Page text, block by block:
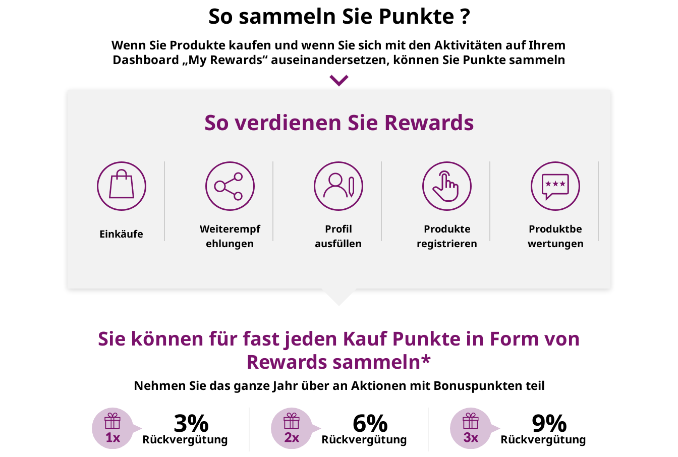
So sammeln Sie Punkte ?
Wenn Sie Produkte kaufen und wenn Sie sich mit den Aktivitäten auf Ihrem
Dashboard „My Rewards“ auseinandersetzen, können Sie Punkte sammeln
So verdienen Sie Rewards
Einkäufe
Weiterempf
ehlungen
Profil
ausfüllen
Produkte
registrieren
Produktbe
wertungen
Sie können für fast jeden Kauf Punkte in Form von
Rewards sammeln*
Nehmen Sie das ganze Jahr über an Aktionen mit Bonuspunkten teil
3%
Rückvergütung 6%
Rückvergütung 9%
Rückvergütung